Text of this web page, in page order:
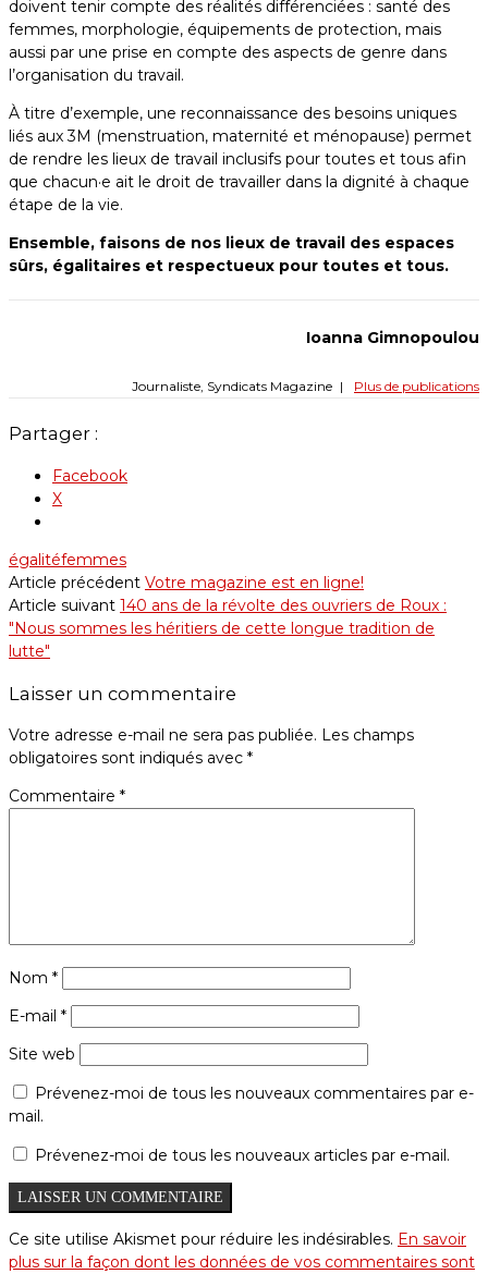
doivent tenir compte des réalités différenciées : santé des
femmes, morphologie, équipements de protection, mais
aussi par une prise en compte des aspects de genre dans
l’organisation du travail.
À titre d’exemple, une reconnaissance des besoins uniques
liés aux 3M (menstruation, maternité et ménopause) permet
de rendre les lieux de travail inclusifs pour toutes et tous afin
que chacun·e ait le droit de travailler dans la dignité à chaque
étape de la vie.
Ensemble, faisons de nos lieux de travail des espaces
sûrs, égalitaires et respectueux pour toutes et tous.
Ioanna Gimnopoulou
Journaliste, Syndicats Magazine | Plus de publications
Partager :
Facebook
X
égalitéfemmes
Article précédent Votre magazine est en ligne!
Article suivant 140 ans de la révolte des ouvriers de Roux :
"Nous sommes les héritiers de cette longue tradition de
lutte"
Laisser un commentaire
Votre adresse e-mail ne sera pas publiée. Les champs
obligatoires sont indiqués avec *
Commentaire *
Nom *
E-mail *
Site web
Prévenez-moi de tous les nouveaux commentaires par e-
mail.
Prévenez-moi de tous les nouveaux articles par e-mail.
Ce site utilise Akismet pour réduire les indésirables. En savoir
plus sur la façon dont les données de vos commentaires sont